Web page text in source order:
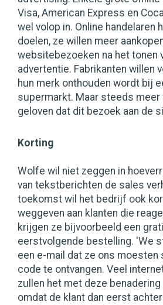
Visa, American Express en
wel volop in. Online handelaren
doelen, ze willen meer
websitebezoeken na het tonen
advertentie. Fabrikanten willen
hun merk onthouden wordt bij
supermarkt. Maar steeds
geloven dat dit bezoek aan de
Korting
Wolfe wil niet zeggen in
van tekstberichten de sales
toekomst wil het bedrijf ook
weggeven aan klanten die
krijgen ze bijvoorbeeld een
eerstvolgende bestelling. 'We
een e-mail dat ze ons moesten
code te ontvangen. Veel
zullen het met deze
omdat de klant dan eerst